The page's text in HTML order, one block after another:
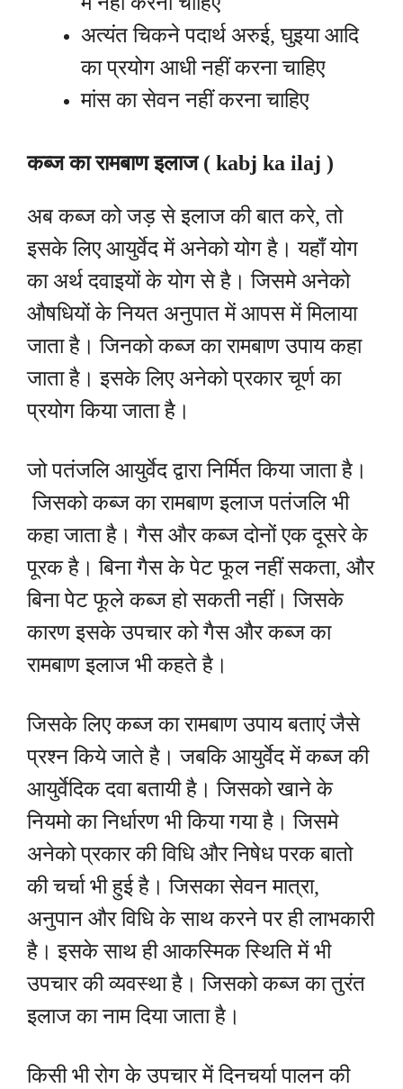
अत्यंत चिकने पदार्थ अरुई, घुइया आदि
का प्रयोग आधी नहीं करना चाहिए
मांस का सेवन नहीं करना चाहिए
कब्ज का रामबाण इलाज ( kabj ka ilaj )
अब कब्ज को जड़ से इलाज की बात करे, तो
इसके लिए आयुर्वेद में अनेको योग है। यहाँ योग
का अर्थ दवाइयों के योग से है। जिसमे अनेको
औषधियों के नियत अनुपात में आपस में मिलाया
जाता है। जिनको कब्ज का रामबाण उपाय कहा
जाता है। इसके लिए अनेको प्रकार चूर्ण का
प्रयोग किया जाता है।
जो पतंजलि आयुर्वेद द्वारा निर्मित किया जाता है।
जिसको कब्ज का रामबाण इलाज पतंजलि भी
कहा जाता है। गैस और कब्ज दोनों एक दूसरे के
पूरक है। बिना गैस के पेट फूल नहीं सकता, और
बिना पेट फूले कब्ज हो सकती नहीं। जिसके
कारण इसके उपचार को गैस और कब्ज का
रामबाण इलाज भी कहते है।
जिसके लिए कब्ज का रामबाण उपाय बताएं जैसे
प्रश्न किये जाते है। जबकि आयुर्वेद में कब्ज की
आयुर्वेदिक दवा बतायी है। जिसको खाने के
नियमो का निर्धारण भी किया गया है। जिसमे
अनेको प्रकार की विधि और निषेध परक बातो
की चर्चा भी हुई है। जिसका सेवन मात्रा,
अनुपान और विधि के साथ करने पर ही लाभकारी
है। इसके साथ ही आकस्मिक स्थिति में भी
उपचार की व्यवस्था है। जिसको कब्ज का तुरंत
इलाज का नाम दिया जाता है।
किसी भी रोग के उपचार में दिनचर्या पालन की